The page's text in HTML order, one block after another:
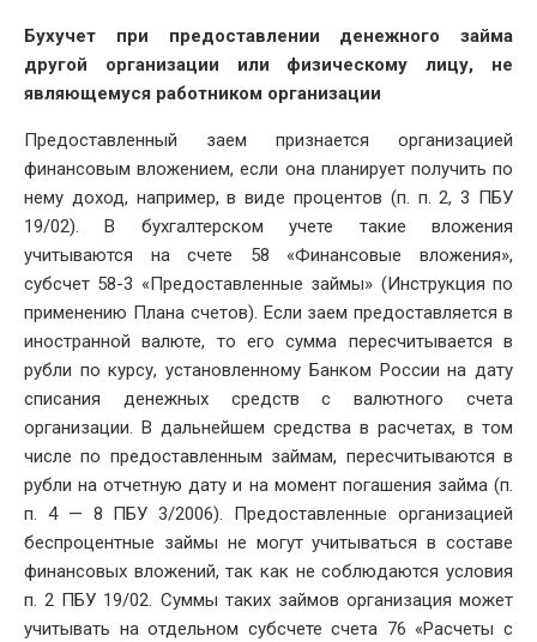
Бухучет при предоставлении денежного займа
другой организации или физическому лицу, не
являющемуся работником организации
Предоставленный заем признается организацией
финансовым вложением, если она планирует получить по
нему доход, например, в виде процентов (п. п. 2, 3 ПБУ
19/02). В бухгалтерском учете такие вложения
учитываются на счете 58 «Финансовые вложения»,
субсчет 58-3 «Предоставленные займы» (Инструкция по
применению Плана счетов). Если заем предоставляется в
иностранной валюте, то его сумма пересчитывается в
рубли по курсу, установленному Банком России на дату
списания денежных средств с валютного счета
организации. В дальнейшем средства в расчетах, в том
числе по предоставленным займам, пересчитываются в
рубли на отчетную дату и на момент погашения займа (п.
п. 4 — 8 ПБУ 3/2006). Предоставленные организацией
беспроцентные займы не могут учитываться в составе
финансовых вложений, так как не соблюдаются условия
п. 2 ПБУ 19/02. Суммы таких займов организация может
учитывать на отдельном субсчете счета 76 «Расчеты с